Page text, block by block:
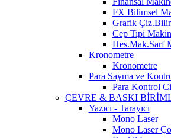
FX Bilimsel
Grafik
Cep Tipi
Hes.Mak.Sarf
Kronometre
Kronometre
Para Sayma ve
Para Kontrol
ÇEVRE & BASKI
Yazıcı - Tarayıcı
Mono Laser
Mono Laser